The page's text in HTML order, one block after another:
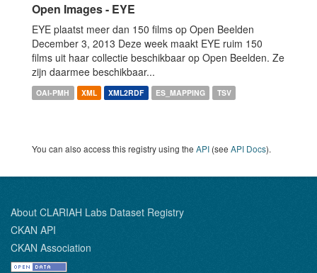
Open Images - EYE
EYE plaatst meer dan 150 films op Open Beelden
December 3, 2013 Deze week maakt EYE ruim 150
films uit haar collectie beschikbaar op Open Beelden. Ze
zijn daarmee beschikbaar...
OAI-PMH XML XML2RDF ES_MAPPING TSV
You can also access this registry using the API (see API Docs).
About CLARIAH Labs Dataset Registry
CKAN API
CKAN Association